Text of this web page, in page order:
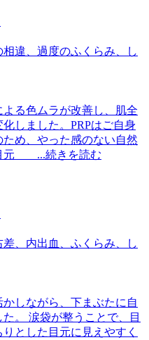
違、過度のふくらみ、し
る色ムラが改善し、肌全
しました。PRPはご自身
め、やった感のない自然
元 ...続きを読む
、内出血、ふくらみ、し
しながら、下まぶたに自
。 ⁡涙袋が整うことで、目
とした目元に見えやすく